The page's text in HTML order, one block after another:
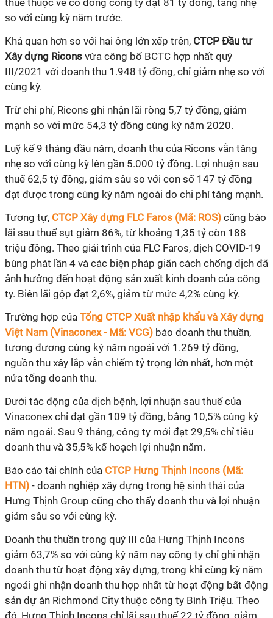
thuế thuộc về cổ đông công ty đạt 81 tỷ đồng, tăng nhẹ
so với cùng kỳ năm trước.
Khả quan hơn so với hai ông lớn xếp trên, CTCP Đầu tư
Xây dựng Ricons vừa công bố BCTC hợp nhất quý
III/2021 với doanh thu 1.948 tỷ đồng, chỉ giảm nhẹ so với
cùng kỳ.
Trừ chi phí, Ricons ghi nhận lãi ròng 5,7 tỷ đồng, giảm
mạnh so với mức 54,3 tỷ đồng cùng kỳ năm 2020.
Luỹ kế 9 tháng đầu năm, doanh thu của Ricons vẫn tăng
nhẹ so với cùng kỳ lên gần 5.000 tỷ đồng. Lợi nhuận sau
thuế 62,5 tỷ đồng, giảm sâu so với con số 147 tỷ đồng
đạt được trong cùng kỳ năm ngoái do chi phí tăng mạnh.
Tương tự, CTCP Xây dựng FLC Faros (Mã: ROS) cũng báo
lãi sau thuế sụt giảm 86%, từ khoảng 1,35 tỷ còn 188
triệu đồng. Theo giải trình của FLC Faros, dịch COVID-19
bùng phát lần 4 và các biện pháp giãn cách chống dịch đã
ảnh hưởng đến hoạt động sản xuất kinh doanh của công
ty. Biên lãi gộp đạt 2,6%, giảm từ mức 4,2% cùng kỳ.
Trường hợp của Tổng CTCP Xuất nhập khẩu và Xây dựng
Việt Nam (Vinaconex - Mã: VCG) báo doanh thu thuần,
tương đương cùng kỳ năm ngoái với 1.269 tỷ đồng,
nguồn thu xây lắp vẫn chiếm tỷ trọng lớn nhất, hơn một
nửa tổng doanh thu.
Dưới tác động của dịch bệnh, lợi nhuận sau thuế của
Vinaconex chỉ đạt gần 109 tỷ đồng, bằng 10,5% cùng kỳ
năm ngoái. Sau 9 tháng, công ty mới đạt 29,5% chỉ tiêu
doanh thu và 35,5% kế hoạch lợi nhuận năm.
Báo cáo tài chính của CTCP Hưng Thịnh Incons (Mã:
HTN) - doanh nghiệp xây dựng trong hệ sinh thái của
Hưng Thịnh Group cũng cho thấy doanh thu và lợi nhuận
giảm sâu so với cùng kỳ.
Doanh thu thuần trong quý III của Hưng Thịnh Incons
giảm 63,7% so với cùng kỳ năm nay công ty chỉ ghi nhận
doanh thu từ hoạt động xây dựng, trong khi cùng kỳ năm
ngoái ghi nhận doanh thu hợp nhất từ hoạt động bất động
sản dự án Richmond City thuộc công ty Bình Triệu. Theo
đó, Hưng Thịnh Incons chỉ lãi sau thuế 22 tỷ đồng, giảm